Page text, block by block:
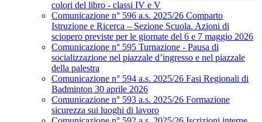
colori del libro - classi IV e V
Comunicazione n° 596 a.s. 2025/26 Comparto
Istruzione e Ricerca – Sezione Scuola. Azioni di
sciopero previste per le giornate del 6 e 7 maggio 2026
Comunicazione n° 595 Turnazione - Pausa di
socializzazione nel piazzale d’ingresso e nel piazzale
della palestra
Comunicazione n° 594 a.s. 2025/26 Fasi Regionali di
Badminton 30 aprile 2026
Comunicazione n° 593 a.s. 2025/26 Formazione
sicurezza sui luoghi di lavoro